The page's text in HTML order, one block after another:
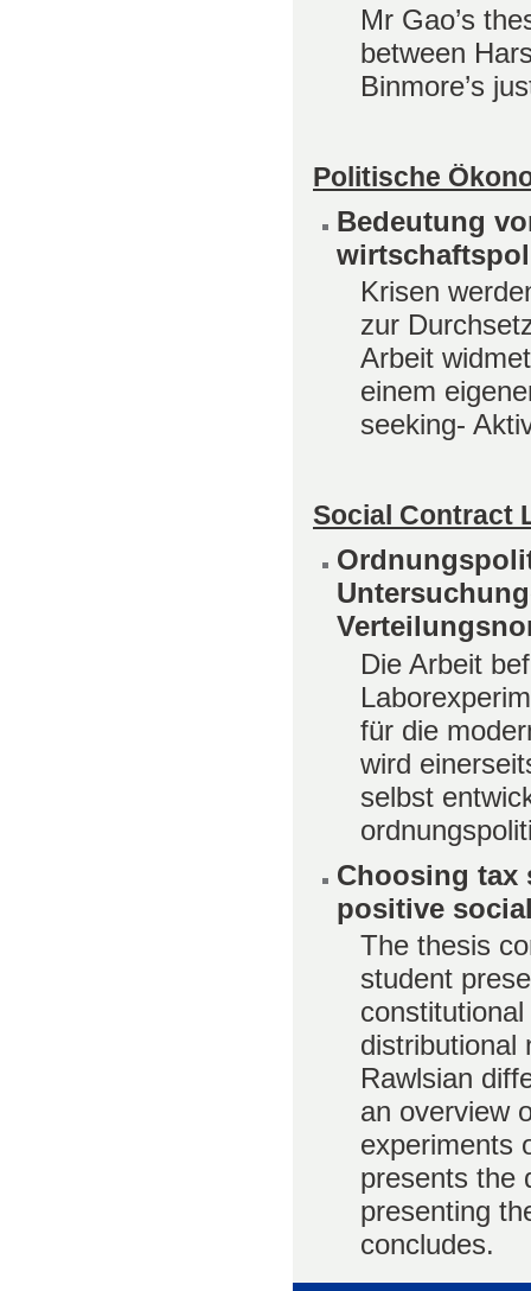
Mr Gao’s
between
Binmore’s
Politische
Bedeutung
Krisen
zur
Arbeit
einem
seeking-
Social Contract
Die Arbeit
für die
wird
selbst
Choosing tax
positive
The thesis
student
distributional
Rawlsian
an overview
experiments
presents the
presenting
concludes.